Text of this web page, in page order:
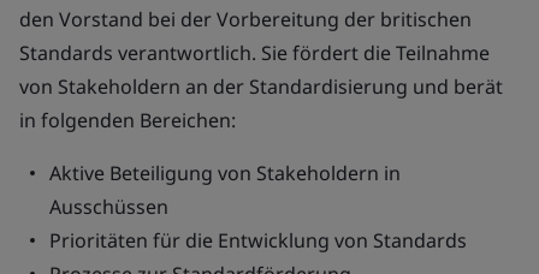
den Vorstand bei der Vorbereitung der britischen
Standards verantwortlich. Sie fördert die Teilnahme
von Stakeholdern an der Standardisierung und berät
in folgenden Bereichen:
Aktive Beteiligung von Stakeholdern in
Ausschüssen
Prioritäten für die Entwicklung von Standards